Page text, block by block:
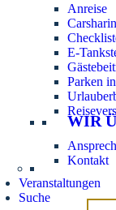
Anreise
E-
Parken
WIR
Kontakt
Veranstaltungen
Suche